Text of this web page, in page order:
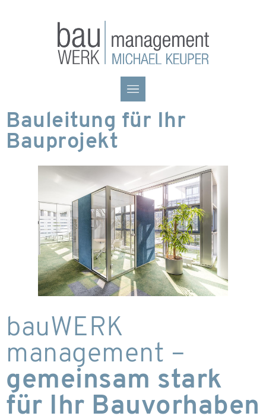
Bauleitung für Ihr
Bauprojekt
bauWERK
management –
gemeinsam stark
für Ihr Bauvorhaben